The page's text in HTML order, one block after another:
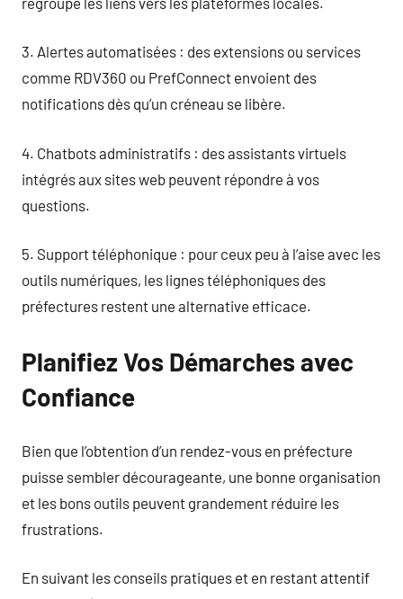
3. Alertes automatisées : des extensions ou services
comme RDV360 ou PrefConnect envoient des
notifications dès qu’un créneau se libère.
4. Chatbots administratifs : des assistants virtuels
intégrés aux sites web peuvent répondre à vos
questions.
5. Support téléphonique : pour ceux peu à l’aise avec les
outils numériques, les lignes téléphoniques des
préfectures restent une alternative efficace.
Planifiez Vos Démarches avec
Confiance
Bien que l’obtention d’un rendez-vous en préfecture
puisse sembler décourageante, une bonne organisation
et les bons outils peuvent grandement réduire les
frustrations.
En suivant les conseils pratiques et en restant attentif